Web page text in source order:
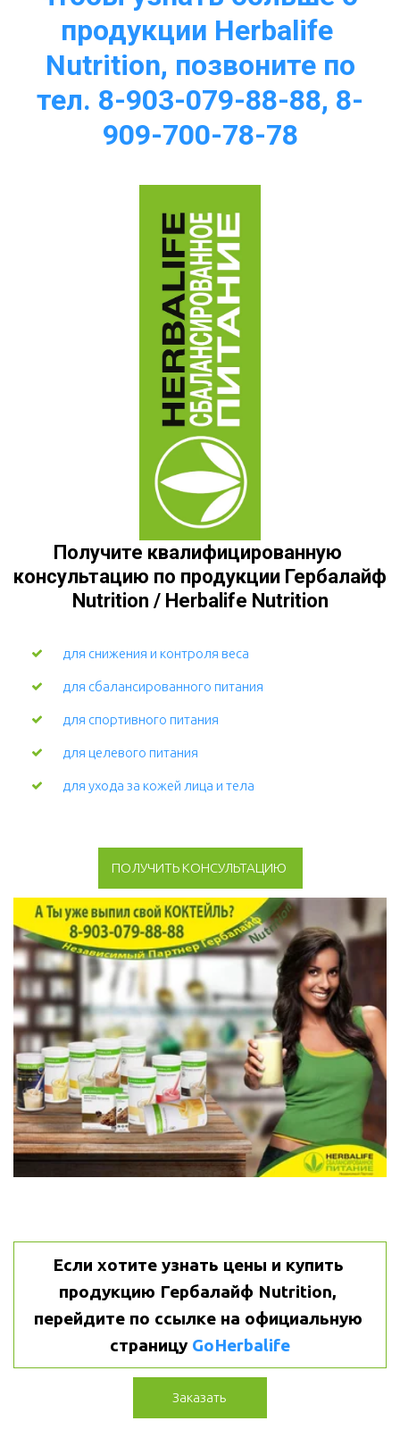
продукции Herbalife
Nutrition, позвоните по
тел. 8-903-079-88-88, 8-
909-700-78-78
Получите квалифицированную
консультацию по продукции Гербалайф
Nutrition / Herbalife Nutrition
для снижения и контроля веса
для сбалансированного питания
для спортивного питания
для целевого питания
для ухода за кожей лица и тела
ПОЛУЧИТЬ КОНСУЛЬТАЦИЮ
Если хотите узнать цены и купить
продукцию Гербалайф Nutrition,
перейдите по ссылке на официальную
страницу GoHerbalife
Заказать